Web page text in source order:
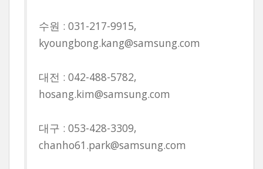
수원 : 031-217-9915,
kyoungbong.kang@samsung.com
대전 : 042-488-5782,
hosang.kim@samsung.com
대구 : 053-428-3309,
chanho61.park@samsung.com